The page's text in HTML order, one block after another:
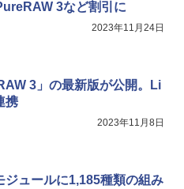
3など割引に
2023年11月24日
3」の最新版が公開。Li
携
2023年11月8日
ジュールに1,185種類の組み